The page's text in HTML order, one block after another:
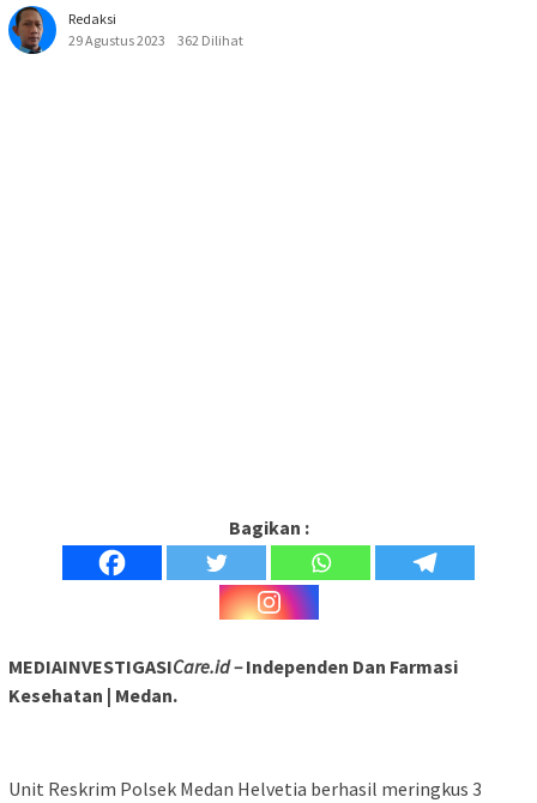
Redaksi
29 Agustus 2023
362 Dilihat
Bagikan :
MEDIAINVESTIGASICare.id –Independen Dan Farmasi
Kesehatan | Medan.
Unit Reskrim Polsek Medan Helvetia berhasil meringkus 3